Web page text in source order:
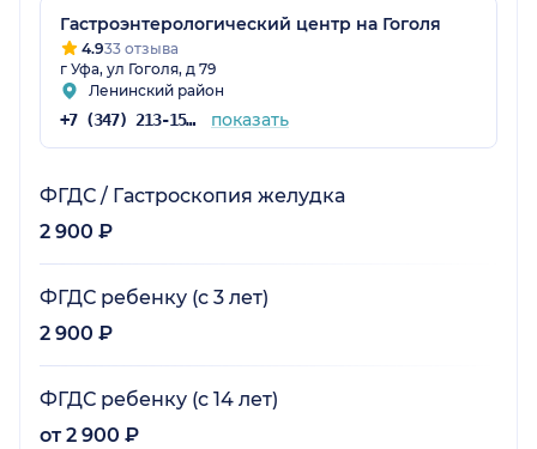
Гастроэнтерологический центр на Гоголя
4.933 отзыва
г Уфа, ул Гоголя, д 79
Ленинский район
+7 (347) 213-15-78 показать
ФГДС / Гастроскопия желудка
2 900 ₽
ФГДС ребенку (с 3 лет)
2 900 ₽
ФГДС ребенку (с 14 лет)
от 2 900 ₽